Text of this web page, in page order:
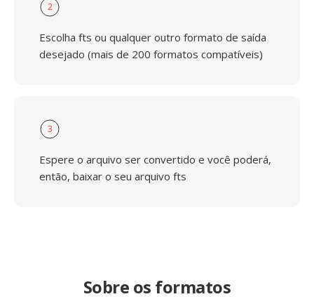
2
Escolha fts ou qualquer outro formato de saída
desejado (mais de 200 formatos compatíveis)
3
Espere o arquivo ser convertido e você poderá,
então, baixar o seu arquivo fts
Sobre os formatos